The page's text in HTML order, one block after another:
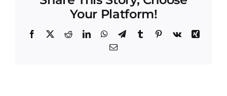
Your Platform!
Facebook
X RedditLinkedInWhatsApp
TelegramTumblrPinterest
Vk
Xing
Correo